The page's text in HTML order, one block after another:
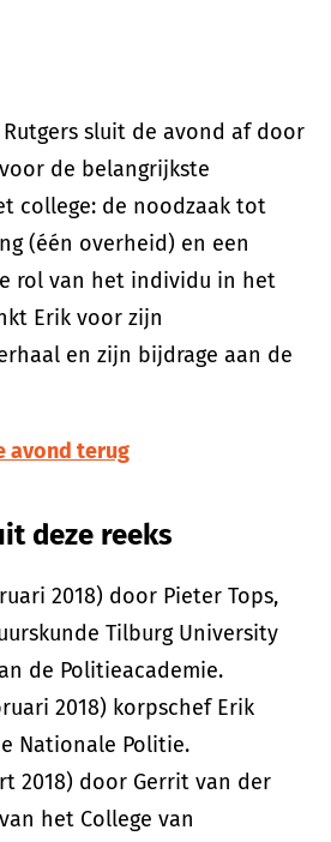
sluit de avond af door
de belangrijkste
college: de noodzaak tot
(één overheid) en een
rol van het individu in het
Erik voor zijn
en zijn bijdrage aan de
avond terug
deze reeks
2018) door Pieter Tops,
Tilburg University
de Politieacademie.
2018) korpschef Erik
Nationale Politie.
2018) door Gerrit van der
het College van